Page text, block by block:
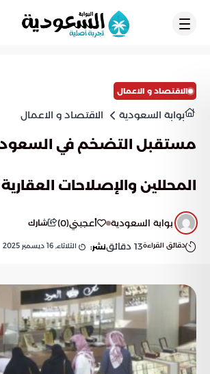
الاقتصاد و الاعمال
بوابة السعودية الاقتصاد و الاعمال
مستقبل التضخم في
المحللين والإصلاحات
بوابة السعودية أعجبني(
0
) شارك
دقائق القراءة13 دقائقنشر: الثلاثاء, 16 ديسمبر 2025